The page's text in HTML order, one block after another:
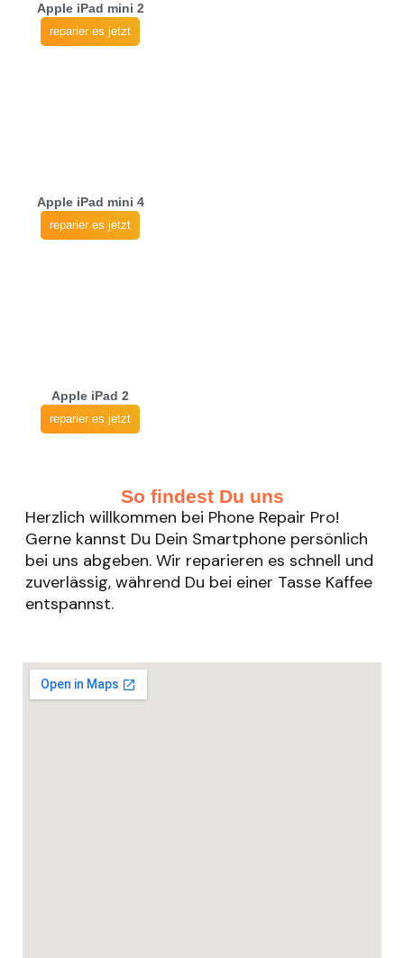
Apple iPad mini 2
reparier es jetzt
Apple iPad mini 4
reparier es jetzt
Apple iPad 2
reparier es jetzt
So findest Du uns
Herzlich willkommen bei Phone Repair Pro!
Gerne kannst Du Dein Smartphone persönlich
bei uns abgeben. Wir reparieren es schnell und
zuverlässig, während Du bei einer Tasse Kaffee
entspannst.